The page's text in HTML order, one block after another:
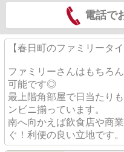
電話で
【春日町のファミリータイ
ファミリーさんはもちろ
可能です◎
最上階角部屋で日当たり
ンビニ揃っています。
南へ向かえば飲食店や商
ぐ！利便の良い立地です。